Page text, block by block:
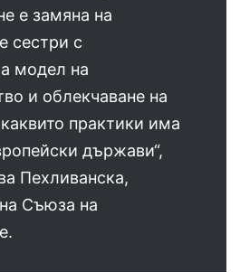
е замяна на
сестри с
модел на
и облекчаване на
практики има
държави“,
Пехливанска,
Съюза на